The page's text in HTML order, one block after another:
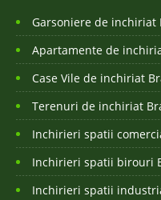
Garsoniere de inchiriat
Apartamente de
Case Vile de inchiriat
Terenuri de inchiriat
Inchirieri spatii
Inchirieri spatii birouri
Inchirieri spatii